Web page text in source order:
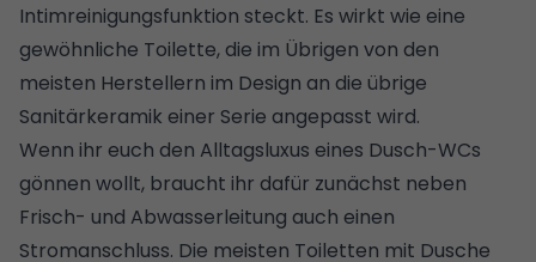
Intimreinigungsfunktion steckt. Es wirkt wie eine
gewöhnliche Toilette, die im Übrigen von den
meisten Herstellern im Design an die übrige
Sanitärkeramik einer Serie angepasst wird.
Wenn ihr euch den Alltagsluxus eines Dusch-WCs
gönnen wollt, braucht ihr dafür zunächst neben
Frisch- und Abwasserleitung auch einen
Stromanschluss. Die meisten Toiletten mit Dusche